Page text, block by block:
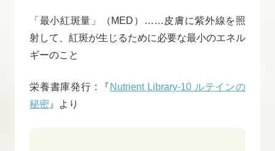
「最小紅斑量」（MED）……皮膚に紫外線を照
射して、紅斑が生じるために必要な最小のエネル
ギーのこと
栄養書庫発行 : 『 Nutrient Library-10 ルテインの
秘密 』より